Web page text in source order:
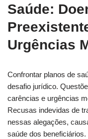
Saúde:
Urgências
Confrontar planos de
desafio jurídico.
carências e urgências
Recusas indevidas de
nessas alegações,
saúde dos beneficiários.